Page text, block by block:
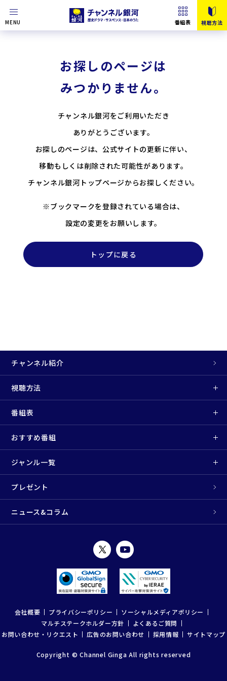
MENU 番組表 視聴方法
お探しのページは
みつかりません。
チャンネル銀河をご利用いただき
ありがとうございます。
お探しのページは、公式サイトの更新に伴い、
移動もしくは削除された可能性があります。
チャンネル銀河トップページからお探しください。
※ブックマークを登録されている場合は、
設定の変更をお願いします。
トップに戻る
チャンネル紹介
視聴方法
番組表
おすすめ番組
ジャンル一覧
プレゼント
ニュース&コラム
会社概要 プライバシーポリシー
ソーシャルメディアポリシー
マルチステークホルダー方針
よくあるご質問
お問い合わせ・リクエスト
広告のお問い合わせ 採用情報 サイトマップ
Copyright © Channel Ginga All rights reserved